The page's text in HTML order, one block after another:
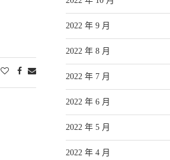
2022 年 9 月
2022 年 8 月
2022 年 7 月
2022 年 6 月
2022 年 5 月
2022 年 4 月